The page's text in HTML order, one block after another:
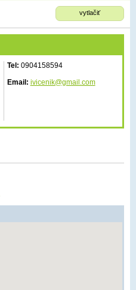
vytlačiť
Tel: 0904158594
Email: ivicenik@gmail.com